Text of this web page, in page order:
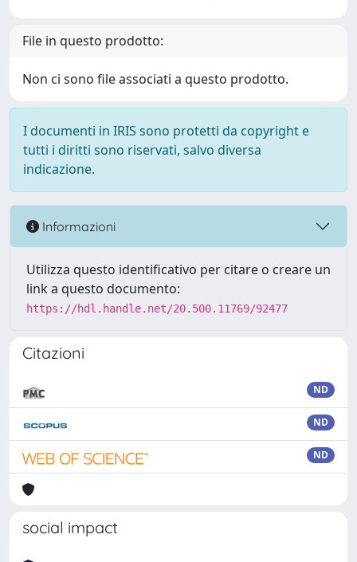
File in questo prodotto:
Non ci sono file associati a questo prodotto.
I documenti in IRIS sono protetti da copyright e
tutti i diritti sono riservati, salvo diversa
indicazione.
Informazioni
Utilizza questo identificativo per citare o creare un
link a questo documento:
https://hdl.handle.net/20.500.11769/92477
Citazioni
ND
ND
ND
social impact